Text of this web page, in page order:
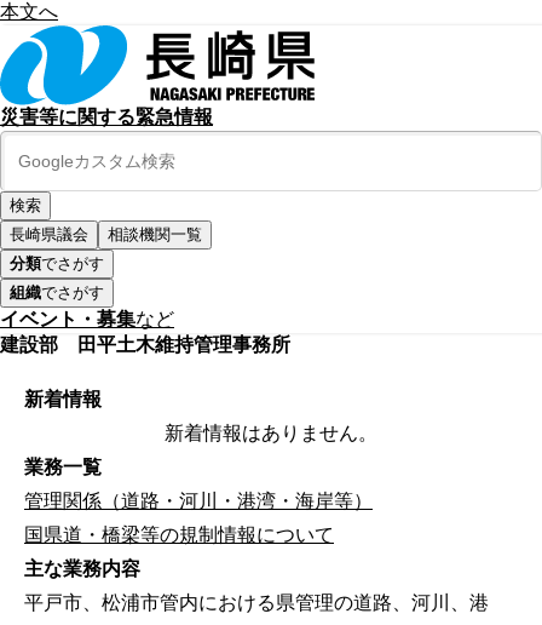
本文へ
災害等に関する緊急情報
長崎県議会
相談機関一覧
分類でさがす
組織でさがす
イベント・募集など
建設部 田平土木維持管理事務所
新着情報
新着情報はありません。
業務一覧
管理関係（道路・河川・港湾・海岸等）
国県道・橋梁等の規制情報について
主な業務内容
平戸市、松浦市管内における県管理の道路、河川、港